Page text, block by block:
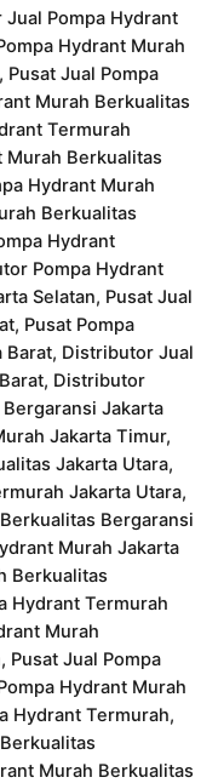
Pompa Hydrant
Hydrant Murah
Jual Pompa
Murah Berkualitas
Termurah
Murah Berkualitas
Hydrant Murah
Berkualitas
Hydrant
Pompa Hydrant
Selatan, Pusat Jual
Pusat Pompa
Barat, Distributor Jual
Distributor
Jakarta
Jakarta Timur,
Jakarta Utara,
Jakarta Utara,
Bergaransi
Murah Jakarta
Berkualitas
Hydrant Termurah
Murah
Pusat Jual Pompa
Hydrant Murah
Hydrant Termurah,
Murah Berkualitas